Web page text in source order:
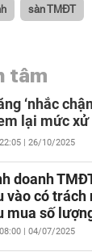
sàn TMĐT
tâm
‘nhắc
lại mức
22:05 | 26/10/2025
doanh
vào có trách
mua số
08:00 | 04/07/2025